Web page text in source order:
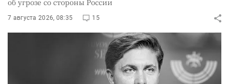
об угрозе со стороны России
7 августа 2026, 08:35 15